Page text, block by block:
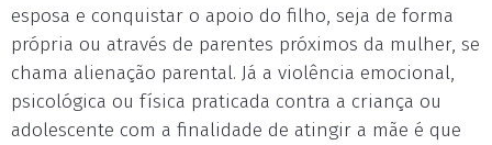
esposa e conquistar o apoio do filho, seja de forma
própria ou através de parentes próximos da mulher, se
chama alienação parental. Já a violência emocional,
psicológica ou física praticada contra a criança ou
adolescente com a finalidade de atingir a mãe é que